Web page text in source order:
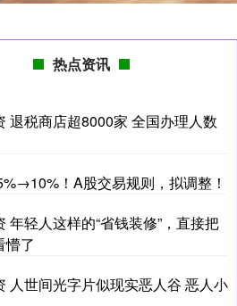
热点资讯
退税商店超8000家 全国办理人数
！A股交易规则，拟调整！
年轻人这样的“省钱装修”，直接把
懵了
人世间光字片似现实恶人谷 恶人小